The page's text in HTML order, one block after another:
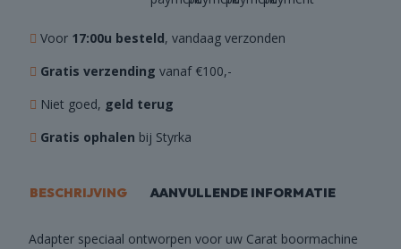
Voor 17:00u besteld, vandaag verzonden
Gratis verzending vanaf €100,-
Niet goed, geld terug
Gratis ophalen bij Styrka
BESCHRIJVING AANVULLENDE INFORMATIE
Adapter speciaal ontworpen voor uw Carat boormachine